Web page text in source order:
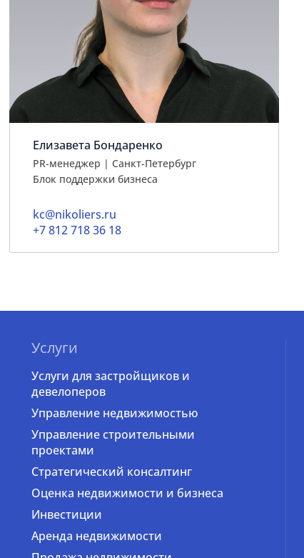
Елизавета Бондаренко
PR-менеджер | Санкт-Петербург
Блок поддержки бизнеса
kc@nikoliers.ru
+7 812 718 36 18
Услуги
Услуги для застройщиков и
девелоперов
Управление недвижимостью
Управление строительными
проектами
Стратегический консалтинг
Оценка недвижимости и бизнеса
Инвестиции
Аренда недвижимости